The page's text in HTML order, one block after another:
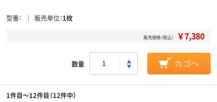
型番 販売単位 1枚
販売価格（税込） ￥7,380
数量 カゴへ
1件目～12件目（12件中）